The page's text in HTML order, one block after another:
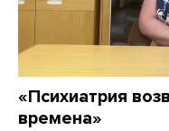
«Психиатрия
времена»